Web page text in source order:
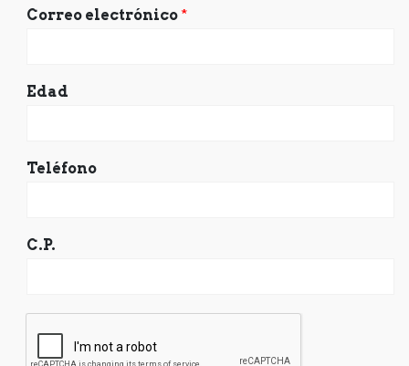
Correo electrónico *
Edad
Teléfono
C.P.